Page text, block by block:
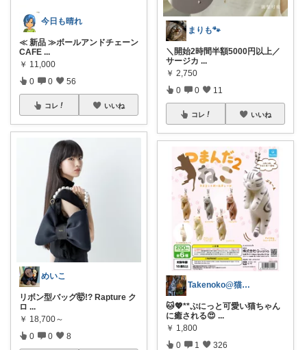
今日も晴れ
≪ 新品 ≫ボールアンドチェーン
CAFE ...
￥ 11,000
0 0 56
コレ いいね
めいこ
リボン型バッグ🤯!? Rapture ク
ロ ...
￥ 18,700～
0 0 8
まりも🐾
＼開始2時間半額5000円以上／
サージカ ...
￥ 2,750
0 0 11
コレ いいね
Takenoko@猫関連グッズ中心です！
🐱💖**ぷにっと可愛い猫ちゃん
に癒される😍 ...
￥ 1,800
0 1 326